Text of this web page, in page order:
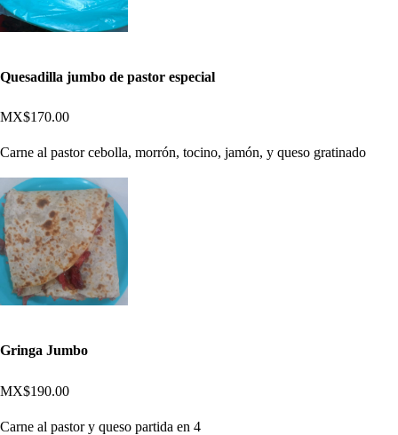
Quesadilla jumbo de pastor especial
MX$170.00
Carne al pastor cebolla, morrón, tocino, jamón, y queso gratinado
Gringa Jumbo
MX$190.00
Carne al pastor y queso partida en 4